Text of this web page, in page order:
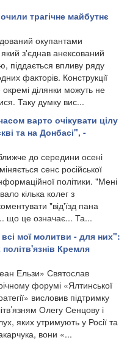
трагічне майбутнє
окупантами
з'єднав анексований
піддається впливу ряду
факторів. Конструкції
ділянки можуть не
Таку думку вис...
варто очікувати цілу
та на Донбасі", -
до середини осені
сенс російської
політики. "Мені
кілька колег з
"від'їзд пана
що це означає... Та...
мої молитви - для них":
Кремля
Ельзи» Святослав
форумі «Ялтинської
висловив підтримку
Олегу Сенцову і
яких утримують у Росії та
вони «...